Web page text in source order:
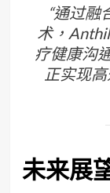
“通过融
术，
疗健康沟
正实现
未来展